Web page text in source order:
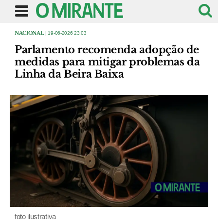
NACIONAL| 19-06-2026 23:03
Parlamento recomenda adopção de
medidas para mitigar problemas da
Linha da Beira Baixa
foto ilustrativa